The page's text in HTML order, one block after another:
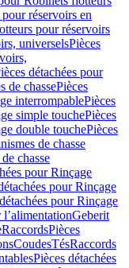
réservoirs en
pour réservoirs
universelsPièces
détachées pour
de chassePièces
interrompablePièces
simple touchePièces
double touchePièces
de chasse
chasse
pour Rinçage
pour Rinçage
pour Rinçage
l’alimentationGeberit
RaccordsPièces
CoudesTésRaccords
Pièces détachées